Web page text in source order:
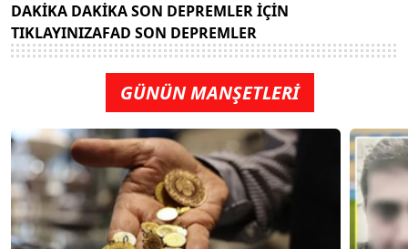
DAKİKA DAKİKA SON DEPREMLER İÇİN
TIKLAYINIZAFAD SON DEPREMLER
GÜNÜN MANŞETLERİ